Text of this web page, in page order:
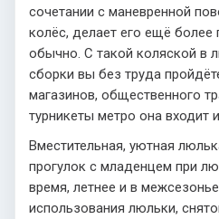
сочетании с маневренной
колёс, делает его ещё
обычно. С такой коляской в
сборки вы без труда
магазинов, общественного
турникеты метро она входит
Вместительная, уютная
прогулок с младенцем при
время, летнее и в
использования люльки,